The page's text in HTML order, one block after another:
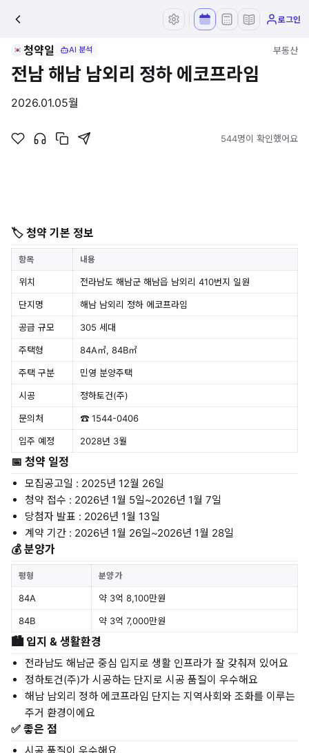
로그인
청약일 AI 분석 부동산
전남 해남 남외리 정하 에코프라임
2026.01.05월
544명이 확인했어요
🏷 청약 기본 정보
항목 내용
위치 전라남도 해남군 해남읍 남외리 410번지 일원
단지명 해남 남외리 정하 에코프라임
공급 규모 305 세대
주택형 84A㎡, 84B㎡
주택 구분 민영 분양주택
시공 정하토건(주)
문의처 ☎ 1544-0406
입주 예정 2028년 3월
📅 청약 일정
모집공고일 : 2025년 12월 26일
청약 접수 : 2026년 1월 5일~2026년 1월 7일
당첨자 발표 : 2026년 1월 13일
계약 기간 : 2026년 1월 26일~2026년 1월 28일
💰 분양가
평형 분양가
84A 약 3억 8,100만원
84B 약 3억 7,000만원
🏙️ 입지 & 생활환경
전라남도 해남군 중심 입지로 생활 인프라가 잘 갖춰져 있어요
정하토건(주)가 시공하는 단지로 시공 품질이 우수해요
해남 남외리 정하 에코프라임 단지는 지역사회와 조화를 이루는
주거 환경이에요
✅ 좋은 점